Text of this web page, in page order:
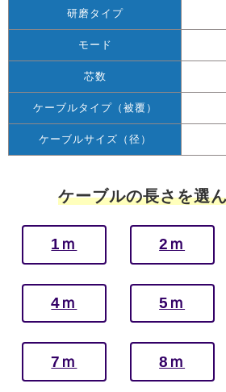
研磨タイプ
モード
芯数
ケーブルタイプ（被覆）
ケーブルサイズ（径）
ケーブルの長さを選
1ｍ 2ｍ
4ｍ 5ｍ
7ｍ 8ｍ